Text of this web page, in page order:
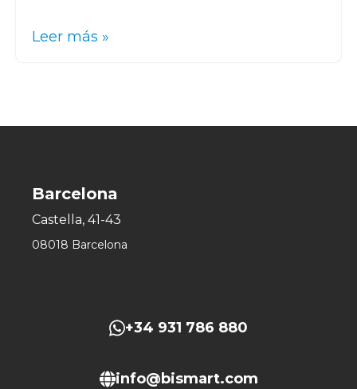
Leer más »
Barcelona
Castella, 41-43
08018 Barcelona
+34 931 786 880
info@bismart.com